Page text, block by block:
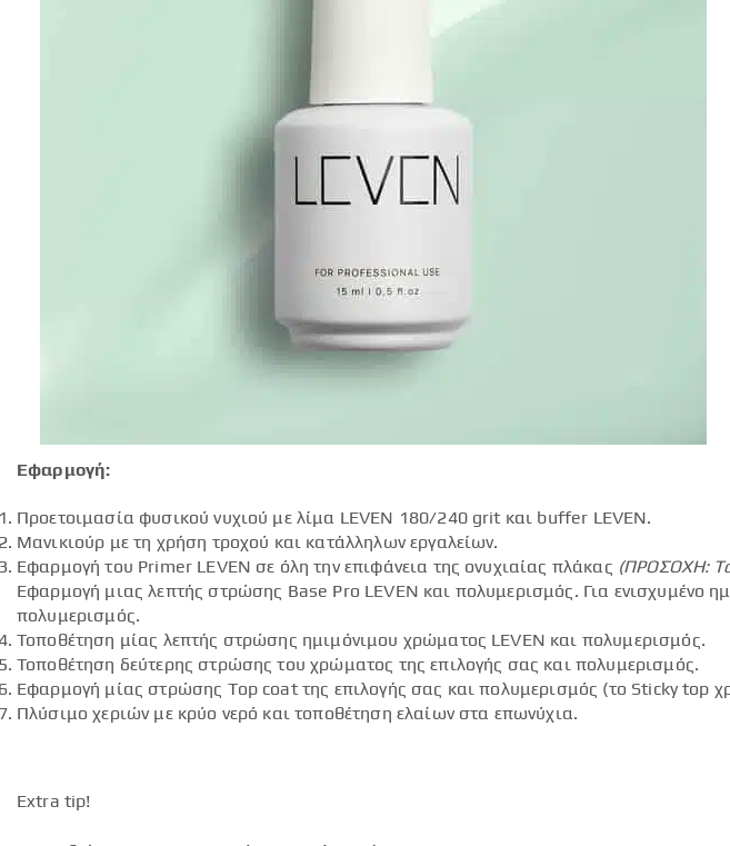
Εφαρμογή:
Προετοιμασία φυσικού νυχιού με λίμα LEVEN 180/240 grit και buffer LEVEN.
Μανικιούρ με τη χρήση τροχού και κατάλληλων εργαλείων.
Εφαρμογή του Primer LEVEN σε όλη την επιφάνεια της ονυχιαίας πλάκας (ΠΡΟΣΟΧΗ:
Εφαρμογή μιας λεπτής στρώσης Base Pro LEVEN και πολυμερισμός. Για ενισχυμένο
πολυμερισμός.
Τοποθέτηση μίας λεπτής στρώσης ημιμόνιμου χρώματος LEVEN και πολυμερισμός.
Τοποθέτηση δεύτερης στρώσης του χρώματος της επιλογής σας και πολυμερισμός.
Εφαρμογή μίας στρώσης Top coat της επιλογής σας και πολυμερισμός (το Sticky top
Πλύσιμο χεριών με κρύο νερό και τοποθέτηση ελαίων στα επωνύχια.
Extra tip!